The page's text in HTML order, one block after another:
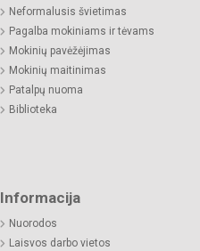
Neformalusis švietimas
Pagalba mokiniams ir tėvams
Mokinių pavėžėjimas
Mokinių maitinimas
Patalpų nuoma
Biblioteka
Informacija
Nuorodos
Laisvos darbo vietos